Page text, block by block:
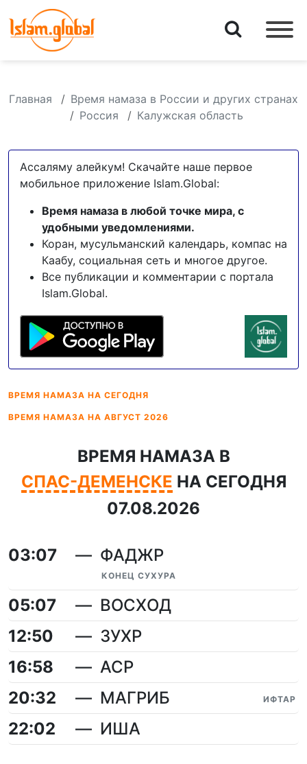
Главная
Время намаза в России и других странах
Россия
Калужская область
Ассаляму алейкум! Скачайте наше первое
мобильное приложение Islam.Global:
Время намаза в любой точке мира, с
удобными уведомлениями.
Коран, мусульманский календарь, компас на
Каабу, социальная сеть и многое другое.
Все публикации и комментарии с портала
Islam.Global.
ВРЕМЯ НАМАЗА НА СЕГОДНЯ
ВРЕМЯ НАМАЗА НА АВГУСТ 2026
ВРЕМЯ НАМАЗА В
СПАС-ДЕМЕНСКЕ НА СЕГОДНЯ
07.08.2026
03:07 ФАДЖР
КОНЕЦ СУХУРА
05:07
ВОСХОД
12:50
ЗУХР
16:58
АСР
20:32
МАГРИБ ИФТАР
22:02 ИША